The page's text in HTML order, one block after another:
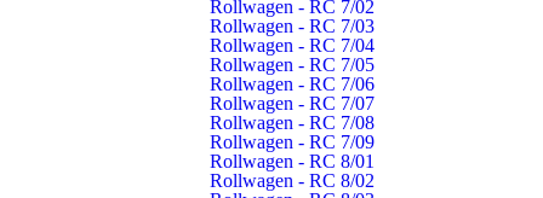
Rollwagen - RC 7/02
Rollwagen - RC 7/03
Rollwagen - RC 7/04
Rollwagen - RC 7/05
Rollwagen - RC 7/06
Rollwagen - RC 7/07
Rollwagen - RC 7/08
Rollwagen - RC 7/09
Rollwagen - RC 8/01
Rollwagen - RC 8/02
Atemschutzlehrgangs im
Ausbildungsverbund IV
Der Atemschutzeinsatz gehört zu den anspruchsvollsten
Aufgaben im Feuerwehrdienst. Um für Einsätze unter
erschwerten Bedingungen bestens vorbereitet zu sein, haben
17 Feuerwehrangehörige aus Plüderhausen und Schorndorf